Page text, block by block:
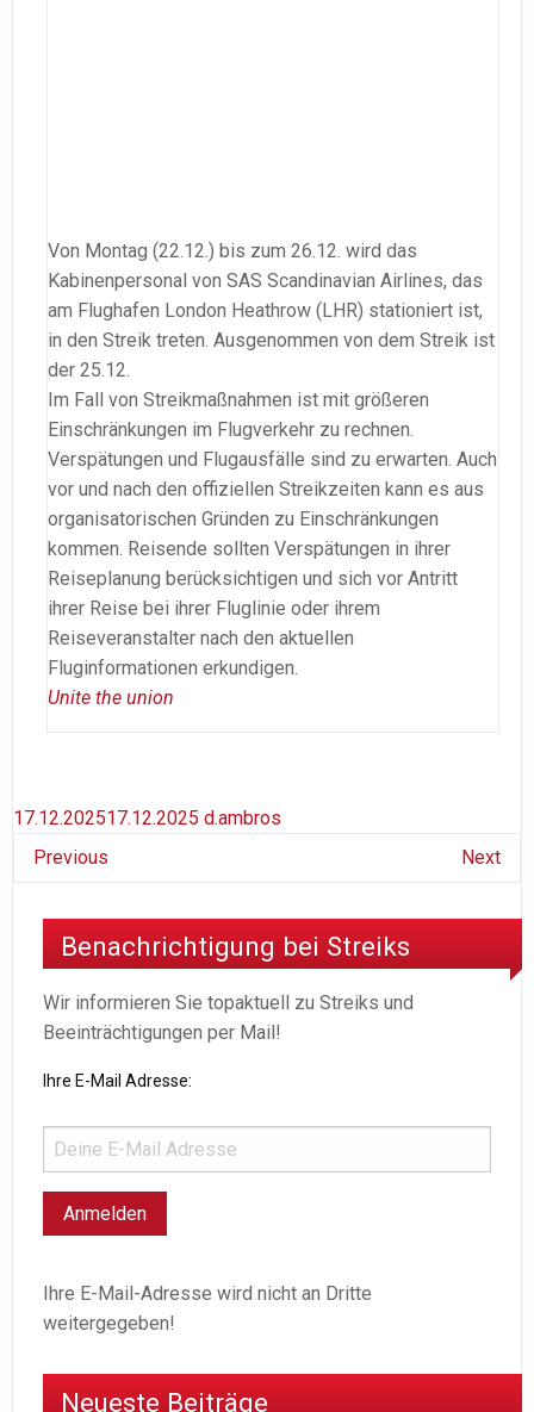
Von Montag (22.12.) bis zum 26.12. wird das
Kabinenpersonal von SAS Scandinavian Airlines, das
am Flughafen London Heathrow (LHR) stationiert ist,
in den Streik treten. Ausgenommen von dem Streik ist
der 25.12.
Im Fall von Streikmaßnahmen ist mit größeren
Einschränkungen im Flugverkehr zu rechnen.
Verspätungen und Flugausfälle sind zu erwarten. Auch
vor und nach den offiziellen Streikzeiten kann es aus
organisatorischen Gründen zu Einschränkungen
kommen. Reisende sollten Verspätungen in ihrer
Reiseplanung berücksichtigen und sich vor Antritt
ihrer Reise bei ihrer Fluglinie oder ihrem
Reiseveranstalter nach den aktuellen
Fluginformationen erkundigen.
Unite the union
17.12.202517.12.2025 d.ambros
Previous
Next
Benachrichtigung bei Streiks
Wir informieren Sie topaktuell zu Streiks und
Beeinträchtigungen per Mail!
Ihre E-Mail Adresse:
Ihre E-Mail-Adresse wird nicht an Dritte
weitergegeben!
Neueste Beiträge